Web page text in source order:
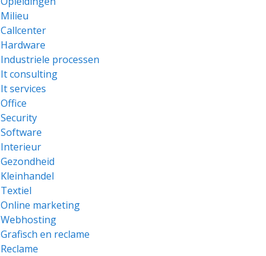
Milieu
Callcenter
Hardware
Industriele processen
It consulting
It services
Office
Security
Software
Interieur
Gezondheid
Kleinhandel
Textiel
Online marketing
Webhosting
Grafisch en reclame
Reclame